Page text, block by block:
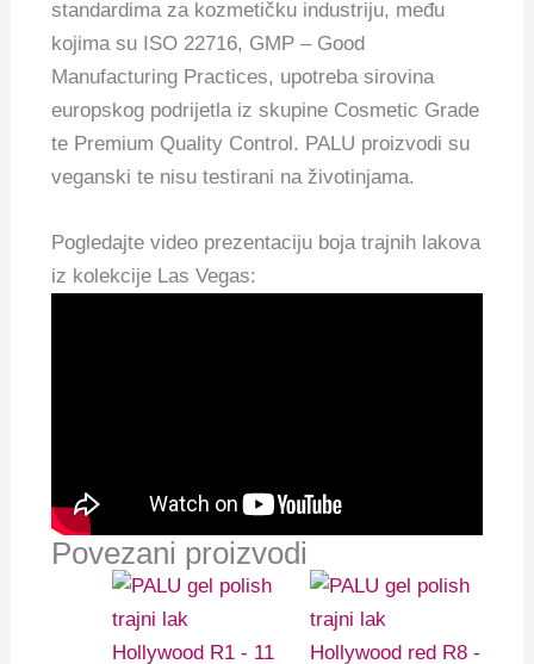
standardima za kozmetičku industriju, među
kojima su ISO 22716, GMP – Good
Manufacturing Practices, upotreba sirovina
europskog podrijetla iz skupine Cosmetic Grade
te Premium Quality Control. PALU proizvodi su
veganski te nisu testirani na životinjama.
Pogledajte video prezentaciju boja trajnih lakova
iz kolekcije Las Vegas:
Povezani proizvodi